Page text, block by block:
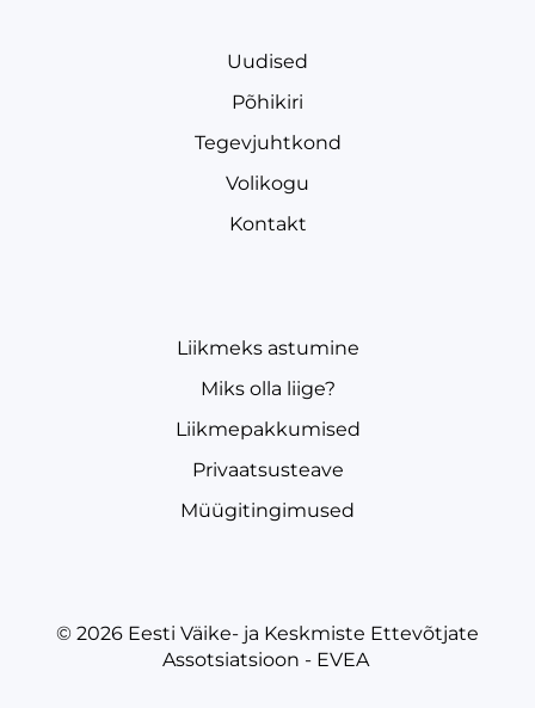
Uudised
Põhikiri
Tegevjuhtkond
Volikogu
Kontakt
Liikmeks astumine
Miks olla liige?
Liikmepakkumised
Privaatsusteave
Müügitingimused
© 2026 Eesti Väike- ja Keskmiste Ettevõtjate
Assotsiatsioon - EVEA